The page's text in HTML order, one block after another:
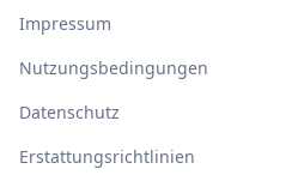
Impressum
Nutzungsbedingungen
Datenschutz
Erstattungsrichtlinien